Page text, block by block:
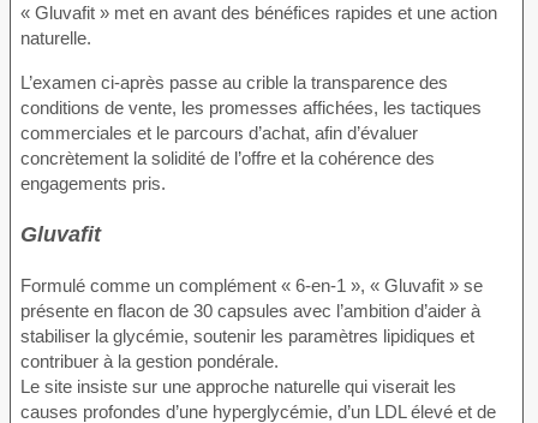
« Gluvafit » met en avant des bénéfices rapides et une action
naturelle.
L’examen ci-après passe au crible la transparence des
conditions de vente, les promesses affichées, les tactiques
commerciales et le parcours d’achat, afin d’évaluer
concrètement la solidité de l’offre et la cohérence des
engagements pris.
Gluvafit
Formulé comme un complément « 6-en-1 », « Gluvafit » se
présente en flacon de 30 capsules avec l’ambition d’aider à
stabiliser la glycémie, soutenir les paramètres lipidiques et
contribuer à la gestion pondérale.
Le site insiste sur une approche naturelle qui viserait les
causes profondes d’une hyperglycémie, d’un LDL élevé et de